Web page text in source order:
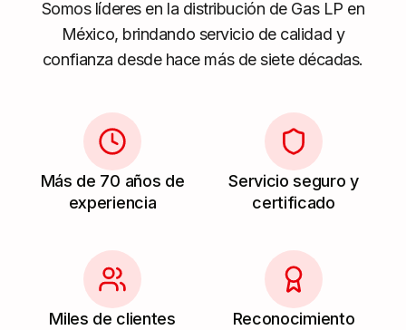
Somos líderes en la distribución de Gas LP en
México, brindando servicio de calidad y
confianza desde hace más de siete décadas.
Más de 70 años de
experiencia
Servicio seguro y
certificado
Miles de clientes
Reconocimiento